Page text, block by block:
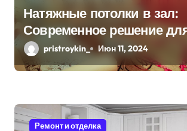
п
и
с
м
Натяжные потолки в зал:
Современное решение
стильного интерьера
pristroykin_ Июн 11, 2024
Ремонт и отделка